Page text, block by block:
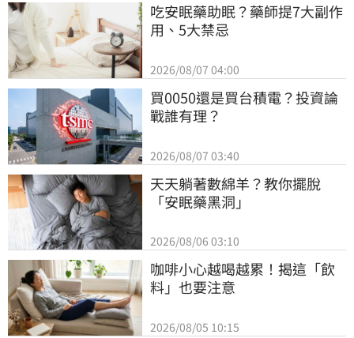
吃安眠藥助眠？藥師提7大副作
用、5大禁忌
2026/08/07 04:00
買0050還是買台積電？投資論
戰誰有理？
2026/08/07 03:40
天天躺著數綿羊？教你擺脫
「安眠藥黑洞」
2026/08/06 03:10
咖啡小心越喝越累！揭這「飲
料」也要注意
2026/08/05 10:15